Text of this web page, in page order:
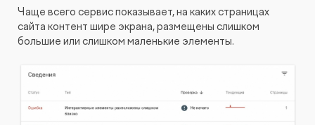
Чаще всего сервис показывает, на каких страницах
сайта контент шире экрана, размещены слишком
большие или слишком маленькие элементы.